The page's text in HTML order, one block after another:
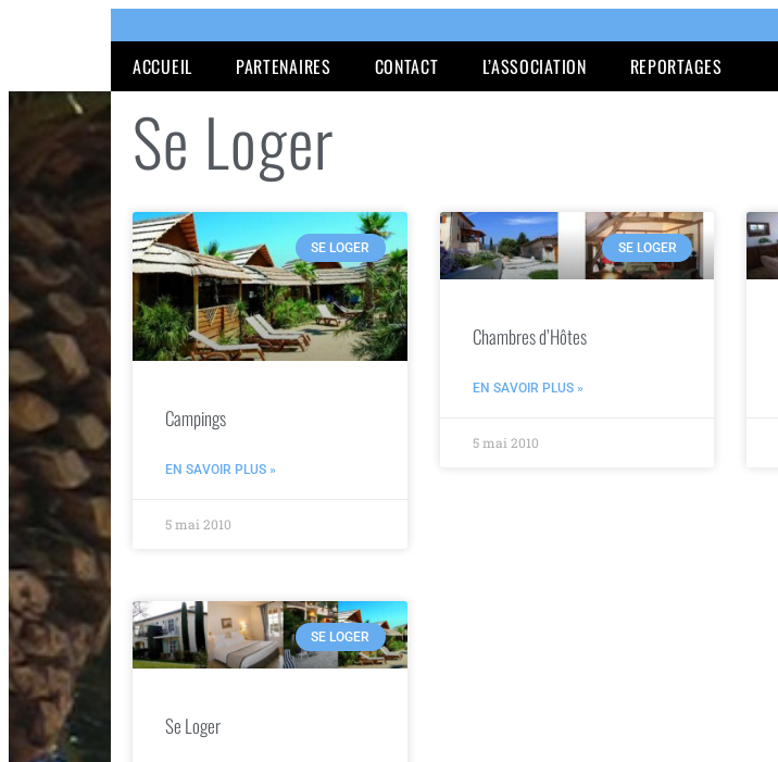
ACCUEIL PARTENAIRES CONTACT L’ASSOCIATION REPORTAGES
Se Loger
SE LOGER
Campings
EN SAVOIR PLUS »
5 mai 2010
SE LOGER
Chambres d’Hôtes
EN SAVOIR PLUS »
5 mai 2010
SE LOGER
Se Loger